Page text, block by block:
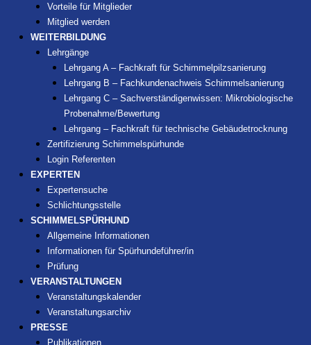
Vorteile für Mitglieder
Mitglied werden
WEITERBILDUNG
Lehrgänge
Lehrgang A – Fachkraft für Schimmelpilzsanierung
Lehrgang B – Fachkundenachweis Schimmelsanierung
Lehrgang C – Sachverständigenwissen: Mikrobiologische
Probenahme/Bewertung
Lehrgang – Fachkraft für technische Gebäudetrocknung
Zertifizierung Schimmelspürhunde
Login Referenten
EXPERTEN
Expertensuche
Schlichtungsstelle
SCHIMMELSPÜRHUND
Allgemeine Informationen
Informationen für Spürhundeführer/in
Prüfung
VERANSTALTUNGEN
Veranstaltungskalender
Veranstaltungsarchiv
PRESSE
Publikationen